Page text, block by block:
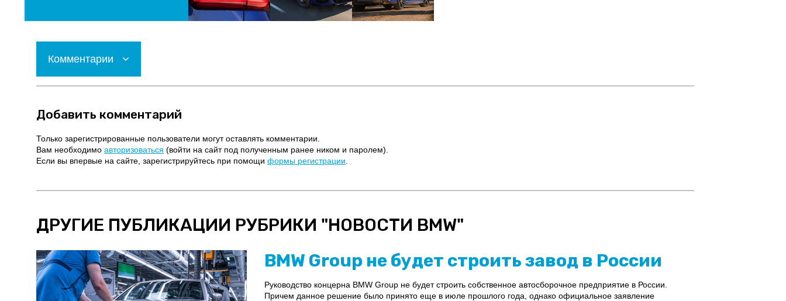
Комментарии
Добавить комментарий
Только зарегистрированные пользователи могут оставлять комментарии.
Вам необходимо авторизоваться (войти на сайт под полученным ранее ником и паролем).
Если вы впервые на сайте, зарегистрируйтесь при помощи формы регистрации
ДРУГИЕ ПУБЛИКАЦИИ РУБРИКИ "НОВОСТИ BMW"
BMW Group не будет строить завод в России
Руководство концерна BMW Group не будет строить собственное автосборочное предприятие в России.
Причем данное решение было принято еще в июле прошлого года, однако официальное заявление